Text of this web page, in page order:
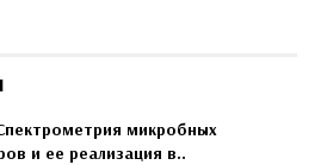
микробных
и ее реализация в..